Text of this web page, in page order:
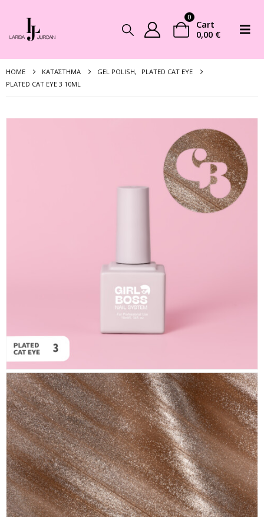
0
Cart
0,00 €
HOME ΚΑΤΆΣΤΗΜΑ GEL POLISH,
PLATED CAT EYE
PLATED CAT EYE 3 10ML